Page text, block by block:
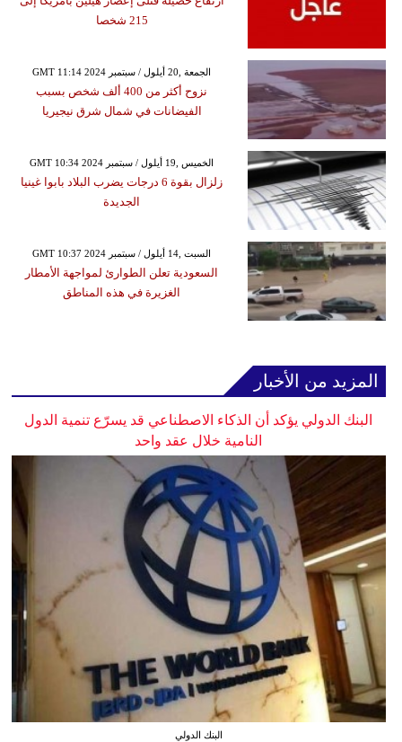
215 شخصا
GMT 11:14 2024 الجمعة ,20 أيلول / سبتمبر
نزوح أكثر من 400 ألف شخص بسبب
الفيضانات في شمال شرق نيجيريا
GMT 10:34 2024 الخميس ,19 أيلول / سبتمبر
زلزال بقوة 6 درجات يضرب البلاد بابوا غينيا
الجديدة
GMT 10:37 2024 السبت ,14 أيلول / سبتمبر
السعودية تعلن الطوارئ لمواجهة الأمطار
الغزيرة في هذه المناطق
المزيد من الأخبار
البنك الدولي يؤكد أن الذكاء الاصطناعي قد يسرّع تنمية الدول
النامية خلال عقد واحد
البنك الدولي